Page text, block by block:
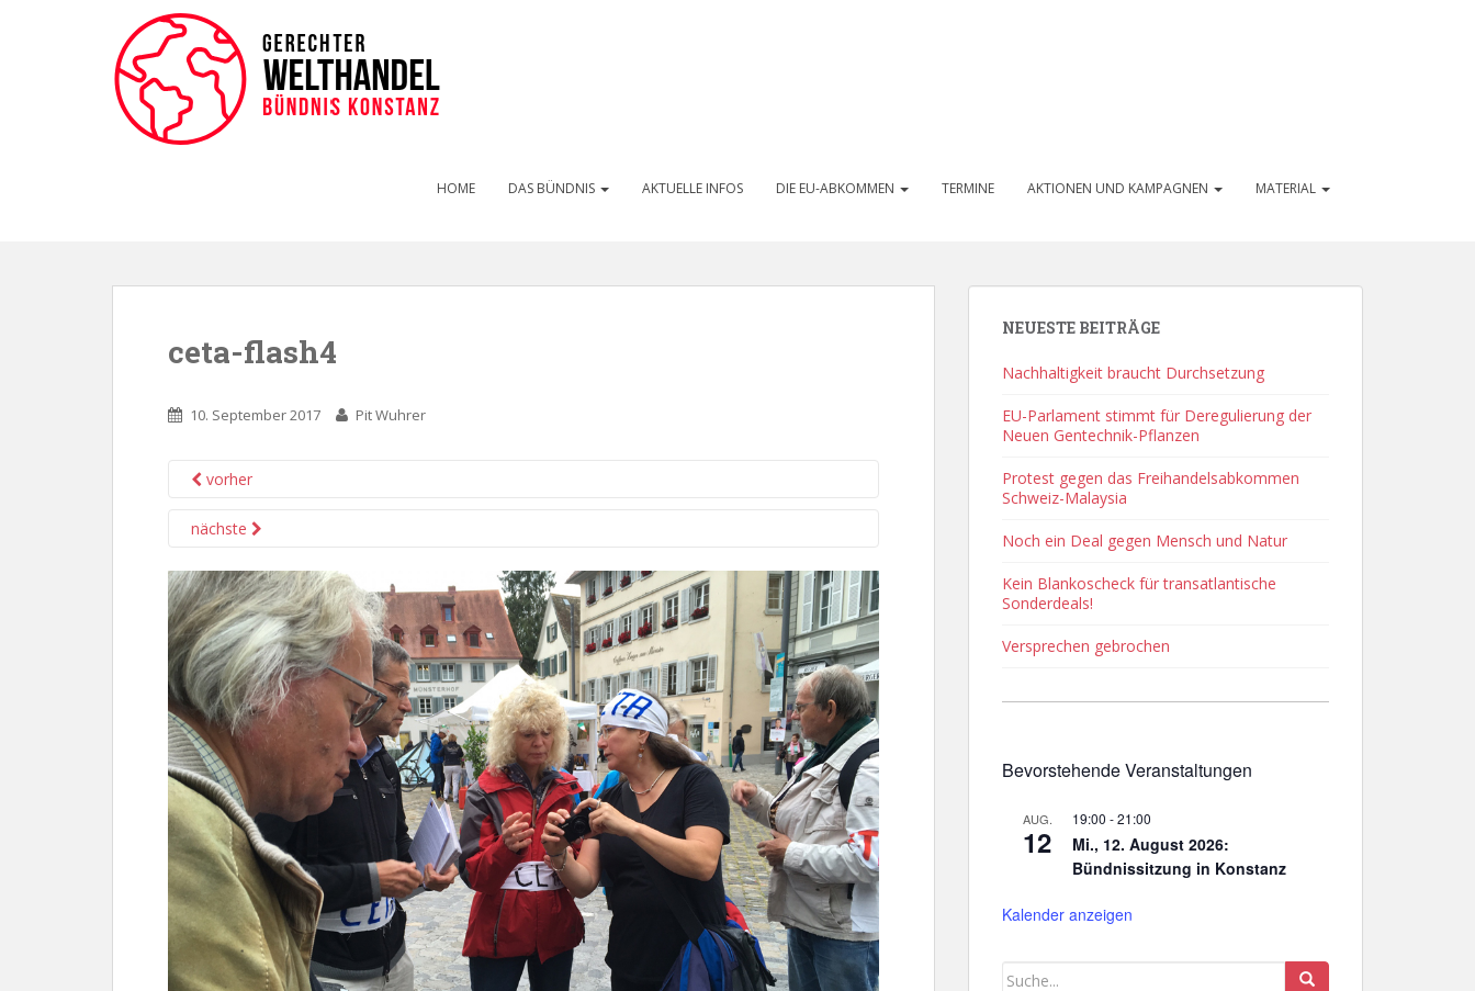
HOME DAS BÜNDNIS AKTUELLE INFOS DIE EU-ABKOMMEN TERMINE AKTIONEN UND KAMPAGNEN MATERIAL
ceta-flash4
10. September 2017 Pit Wuhrer
vorher
nächste
NEUESTE BEITRÄGE
Nachhaltigkeit braucht Durchsetzung
EU-Parlament stimmt für Deregulierung der
Neuen Gentechnik-Pflanzen
Protest gegen das Freihandelsabkommen
Schweiz-Malaysia
Noch ein Deal gegen Mensch und Natur
Kein Blankoscheck für transatlantische
Sonderdeals!
Versprechen gebrochen
Bevorstehende Veranstaltungen
AUG.
12
19:00 -21:00
Mi., 12. August 2026:
Bündnissitzung in Konstanz
Kalender anzeigen